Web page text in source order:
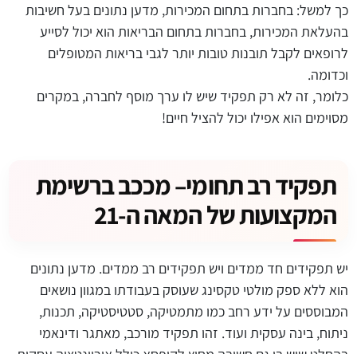
כך למשל: בחברות בתחום המכירות, מדען נתונים בעל חשיבות
בהעלאת המכירות, בחברות בתחום הבריאות הוא יכול לסייע
לרופאים לקבל תובנות טובות יותר לגבי בריאות המטופלים
וכדומה.
כלומר, זה לא רק תפקיד שיש לו ערך מוסף לחברה, במקרים
מסוימים הוא אפילו יכול להציל חיים!
תפקיד רב תחומי– מככב ברשימת
המקצועות של המאה ה-21
יש תפקידים חד ממדים ויש תפקידים רב ממדים. מדען נתונים
הוא ללא ספק מולטי טקסינג שעוסק בעבודתו במגוון נושאים
המבוססים על ידע רחב כמו מתמטיקה, סטטיסטיקה, תכנות,
ניתוח, בינה עסקית ועוד. זהו תפקיד מורכב, מאתגר ודינאמי